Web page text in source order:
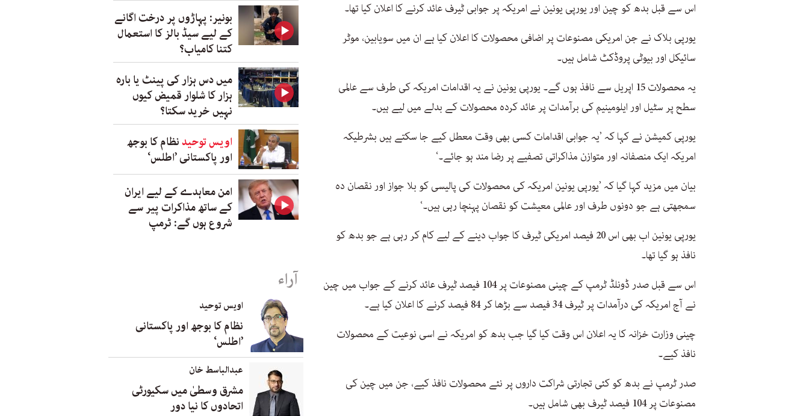
اس سے قبل بدھ کو چین اور یورپی یونین نے امریکہ پر جوابی ٹیرف عائد کرنے کا اعلان کیا تھا۔
یورپی بلاک نے جن امریکی مصنوعات پر اضافی محصولات کا اعلان کیا ہے ان میں سویابین، موٹر
سائیکل اور بیوٹی پروڈکٹ شامل ہیں۔
یہ محصولات 15 اپریل سے نافذ ہوں گے۔ یورپی یونین نے یہ اقدامات امریکہ کی طرف سے عالمی
سطح پر سٹیل اور ایلومینیم کی برآمدات پر عائد کردہ محصولات کے بدلے میں لیے ہیں۔
یورپی کمیشن نے کہا کہ ’یہ جوابی اقدامات کسی بھی وقت معطل کیے جا سکتے ہیں بشرطیکہ
امریکہ ایک منصفانہ اور متوازن مذاکراتی تصفیے پر رضا مند ہو جائے۔‘
بیان میں مزید کہا گیا کہ ’یورپی یونین امریکہ کی محصولات کی پالیسی کو بلا جواز اور نقصان دہ
سمجھتی ہے جو دونوں طرف اور عالمی معیشت کو نقصان پہنچا رہی ہیں۔‘
یورپی یونین اب بھی اس 20 فیصد امریکی ٹیرف کا جواب دینے کے لیے کام کر رہی ہے جو بدھ کو
نافذ ہو گیا تھا۔
اس سے قبل صدر ڈونلڈ ٹرمپ کے چینی مصنوعات پر 104 فیصد ٹیرف عائد کرنے کے جواب میں چین
نے آج امریکہ کی درآمدات پر ٹیرف 34 فیصد سے بڑھا کر 84 فیصد کرنے کا اعلان کیا ہے۔
چینی وزارت خزانہ کا یہ اعلان اس وقت کیا گیا جب بدھ کو امریکہ نے اسی نوعیت کے محصولات
نافذ کیے۔
صدر ٹرمپ نے بدھ کو کئی تجارتی شراکت داروں پر نئے محصولات نافذ کیے، جن میں چین کی
مصنوعات پر 104 فیصد ٹیرف بھی شامل ہیں۔
بونیر: پہاڑوں پر درخت اگانے
کے لیے سیڈ بالز کا استعمال
کتنا کامیاب؟
میں دس ہزار کی پینٹ یا بارہ
ہزار کا شلوار قمیض کیوں
نہیں خرید سکتا؟
اویس توحیدنظام کا بوجھ
اور پاکستانی ’اطلس‘
امن معاہدے کے لیے ایران
کے ساتھ مذاکرات پیر سے
شروع ہوں گے: ٹرمپ
آراء
اویس توحید
نظام کا بوجھ اور پاکستانی
’اطلس‘
عبدالباسط خان
مشرق وسطیٰ میں سکیورٹی
اتحادوں کا نیا دور